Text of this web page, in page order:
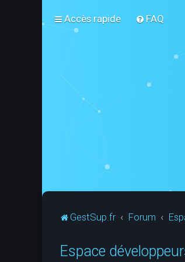
Accès rapide FAQ
GestSup.fr Forum
Espace